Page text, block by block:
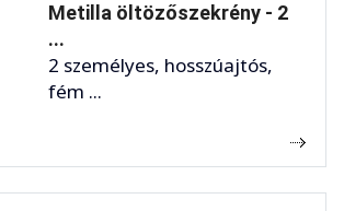
Metilla öltözőszekrény - 2
...
2 személyes, hosszúajtós,
fém ...